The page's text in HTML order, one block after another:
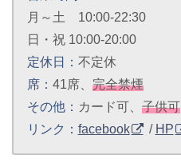
月～土 10:00-22:30
日・祝 10:00-20:00
定休日： 不定休
席： 41席、 完全禁煙
その他： カード可、 子供可
リンク： facebook / HP